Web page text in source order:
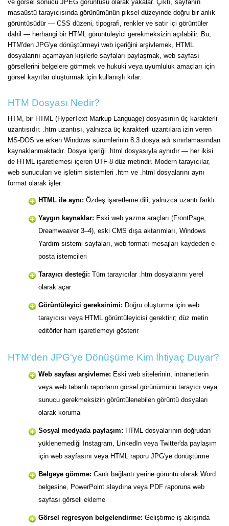
ve görsel sonucu JPEG görüntüsü olarak yakalar. Çıktı, sayfanın
masaüstü tarayıcısında görünümünün piksel düzeyinde doğru bir anlık
görüntüsüdür — CSS düzeni, tipografi, renkler ve satır içi görüntüler
dahil — herhangi bir HTML görüntüleyici gerekmeksizin açılabilir. Bu,
HTM'den JPG'ye dönüştürmeyi web içeriğini arşivlemek, HTML
dosyalarını açamayan kişilerle sayfaları paylaşmak, web sayfası
görsellerini belgelere gömmek ve hukuki veya uyumluluk amaçları için
görsel kayıtlar oluşturmak için kullanışlı kılar.
HTM Dosyası Nedir?
HTM, bir HTML (HyperText Markup Language) dosyasının üç karakterli
uzantısıdır. .htm uzantısı, yalnızca üç karakterli uzantılara izin veren
MS-DOS ve erken Windows sürümlerinin 8.3 dosya adı sınırlamasından
kaynaklanmaktadır. Dosya içeriği .html dosyasıyla aynıdır — her ikisi
de HTML işaretlemesi içeren UTF-8 düz metindir. Modern tarayıcılar,
web sunucuları ve işletim sistemleri .htm ve .html dosyalarını aynı
format olarak işler.
HTML ile aynı: Özdeş işaretleme dili; yalnızca uzantı farklı
Yaygın kaynaklar: Eski web yazma araçları (FrontPage,
Dreamweaver 3–4), eski CMS dışa aktarımları, Windows
Yardım sistemi sayfaları, web formatı mesajları kaydeden e-
posta istemcileri
Tarayıcı desteği: Tüm tarayıcılar .htm dosyalarını yerel
olarak açar
Görüntüleyici gereksinimi: Doğru oluşturma için web
tarayıcısı veya HTML görüntüleyicisi gerektirir; düz metin
editörler ham işaretlemeyi gösterir
HTM'den JPG'ye Dönüşüme Kim İhtiyaç Duyar?
Web sayfası arşivleme: Eski web sitelerinin, intranetlerin
veya web tabanlı raporların görsel görünümünü tarayıcı veya
sunucu gerekmeksizin görüntülenebilen görüntü dosyaları
olarak koruma
Sosyal medyada paylaşım: HTML dosyalarının doğrudan
yüklenemediği Instagram, LinkedIn veya Twitter'da paylaşım
için web sayfasını veya HTML raporu JPG'ye dönüştürme
Belgeye gömme: Canlı bağlantı yerine görüntü olarak Word
belgesine, PowerPoint slaydına veya PDF raporuna web
sayfası görseli ekleme
Görsel regresyon belgelendirme: Geliştirme iş akışında